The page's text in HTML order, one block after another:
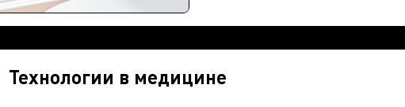
Технологии в медицине